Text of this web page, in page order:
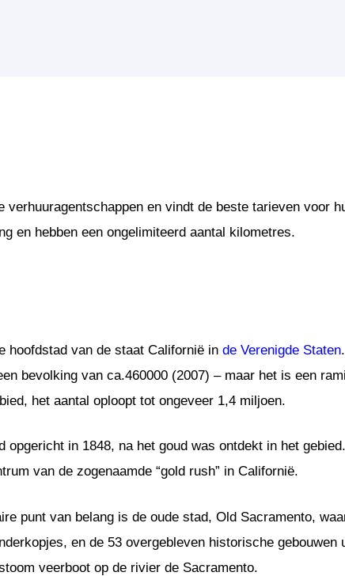
en vindt de beste tarieven voor
en hebben een ongelimiteerd aantal kilometres.
hoofdstad van de staat Californië in de Verenigde Staten
bevolking van ca.460000 (2007) – maar het is een
het aantal oploopt tot ongeveer 1,4 miljoen.
opgericht in 1848, na het goud was ontdekt in het
van de zogenaamde “gold rush” in Californië.
punt van belang is de oude stad, Old Sacramento,
en de 53 overgebleven historische gebouwen
veerboot op de rivier de Sacramento.